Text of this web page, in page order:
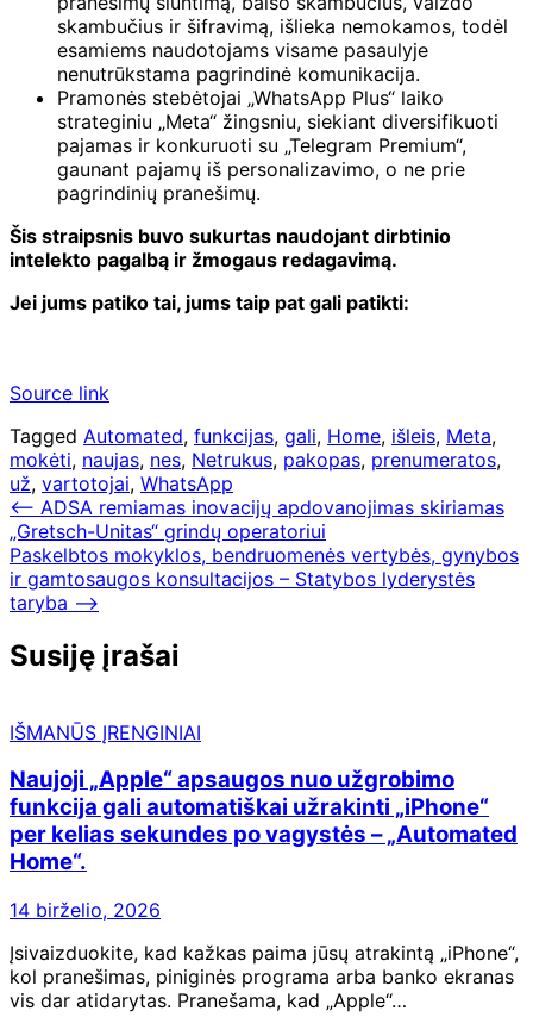
skambučius ir šifravimą, išlieka nemokamos, todėl
esamiems naudotojams visame pasaulyje
nenutrūkstama pagrindinė komunikacija.
Pramonės stebėtojai „WhatsApp Plus“ laiko
strateginiu „Meta“ žingsniu, siekiant diversifikuoti
pajamas ir konkuruoti su „Telegram Premium“,
gaunant pajamų iš personalizavimo, o ne prie
pagrindinių pranešimų.
Šis straipsnis buvo sukurtas naudojant dirbtinio
intelekto pagalbą ir žmogaus redagavimą.
Jei jums patiko tai, jums taip pat gali patikti:
Source link
Tagged Automated, funkcijas, gali, Home, išleis, Meta,
mokėti, naujas, nes, Netrukus, pakopas, prenumeratos,
už, vartotojai, WhatsApp
Navigacija
tarp
įrašų
⟵ ADSA remiamas inovacijų apdovanojimas skiriamas
„Gretsch-Unitas“ grindų operatoriui
Paskelbtos mokyklos, bendruomenės vertybės, gynybos
ir gamtosaugos konsultacijos – Statybos lyderystės
taryba ⟶
Susiję įrašai
IŠMANŪS ĮRENGINIAI
Naujoji „Apple“ apsaugos nuo užgrobimo
funkcija gali automatiškai užrakinti „iPhone“
per kelias sekundes po vagystės – „Automated
Home“.
14 birželio, 2026
Įsivaizduokite, kad kažkas paima jūsų atrakintą „iPhone“,
kol pranešimas, piniginės programa arba banko ekranas
vis dar atidarytas. Pranešama, kad „Apple“…